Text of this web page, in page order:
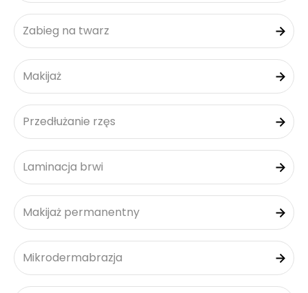
Zabieg na twarz
Makijaż
Przedłużanie rzęs
Laminacja brwi
Makijaż permanentny
Mikrodermabrazja